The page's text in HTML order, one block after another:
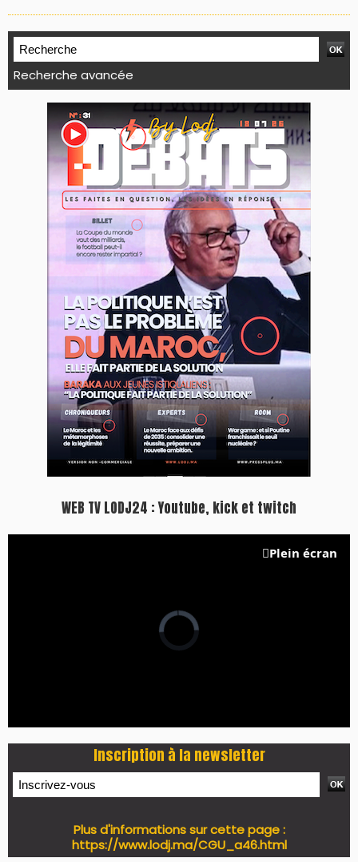
Recherche avancée
WEB TV LODJ24 : Youtube, kick et twitch
Plein écran
Inscription à la newsletter
Plus d'informations sur cette page :
https://www.lodj.ma/CGU_a46.html